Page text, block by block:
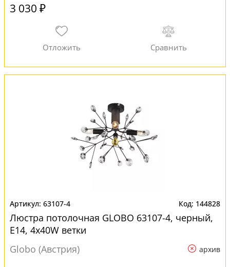
3 030 ₽
63107-4 144828
Люстра потолочная GLOBO 63107-4, черный,
E14, 4x40W ветки
Globo (Австрия)
архив